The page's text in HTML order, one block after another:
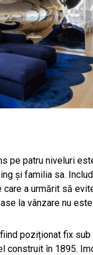
pe patru niveluri
și familia sa.
a urmărit să
la vânzare nu
poziționat fix
construit în 1895.